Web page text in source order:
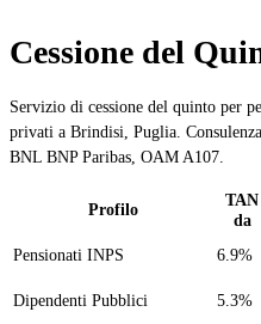
Cessione del
Servizio di cessione del quinto per
privati a Brindisi, Puglia.
BNL BNP Paribas, OAM A107.
Profilo
TAN
da
Pensionati INPS 6.9%
Dipendenti Pubblici
5.3%